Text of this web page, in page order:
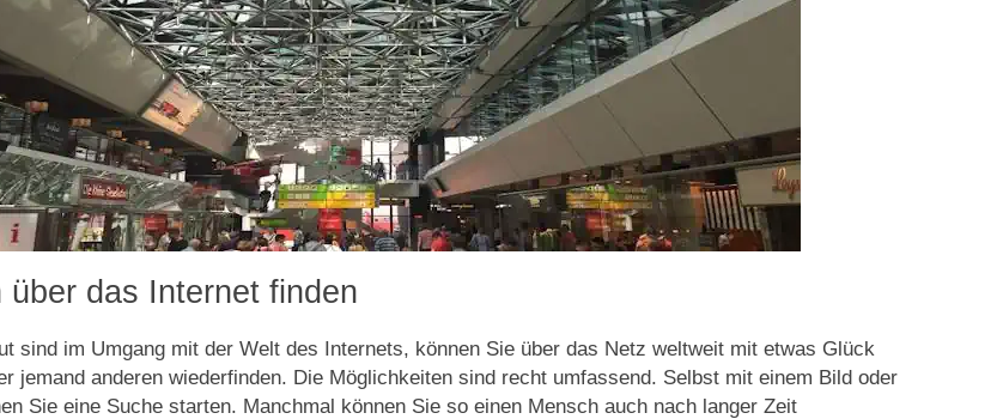
über das Internet finden
sind im Umgang mit der Welt des Internets, können Sie über das Netz weltweit mit etwas Glück
jemand anderen wiederfinden. Die Möglichkeiten sind recht umfassend. Selbst mit einem Bild oder
Sie eine Suche starten. Manchmal können Sie so einen Mensch auch nach langer Zeit